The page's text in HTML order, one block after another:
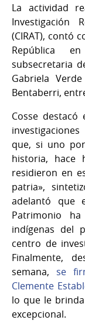
La actividad
Investigación
(CIRAT), contó
República
subsecretaria
Gabriela
Bentaberri,
Cosse
que, si uno
historia, hace
residieron en
patria»,
adelantó que
Patrimonio
indígenas del
centro de
Finalmente,
semana, se
Clemente
lo que le
excepcional.